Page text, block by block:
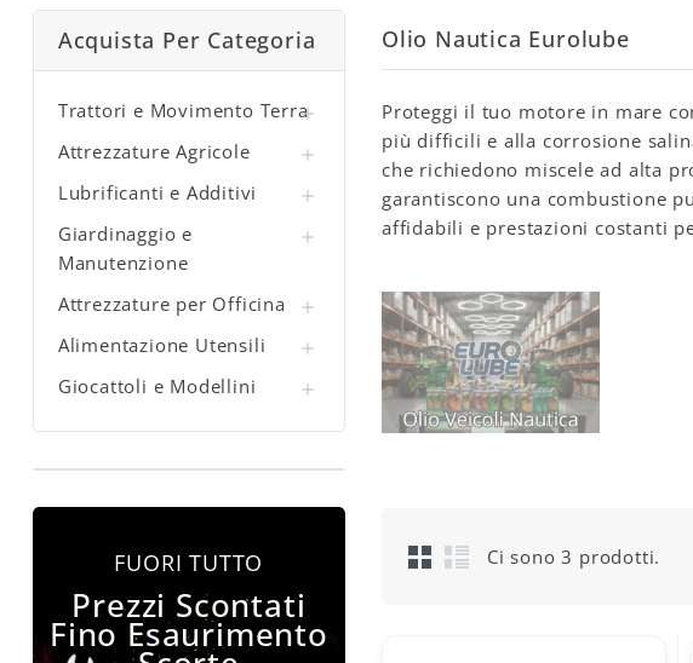
Acquista Per Categoria
Trattori e Movimento Terra

Attrezzature Agricole 
Lubrificanti e Additivi 
Giardinaggio e
Manutenzione

Attrezzature per Officina 
Alimentazione Utensili 
Giocattoli e Modellini 
FUORI TUTTO
Prezzi Scontati
Fino Esaurimento
Olio Nautica Eurolube
Proteggi il tuo motore in mare
più difficili e alla corrosione
che richiedono miscele ad alta
garantiscono una combustione
affidabili e prestazioni costanti
Ci sono 3 prodotti.